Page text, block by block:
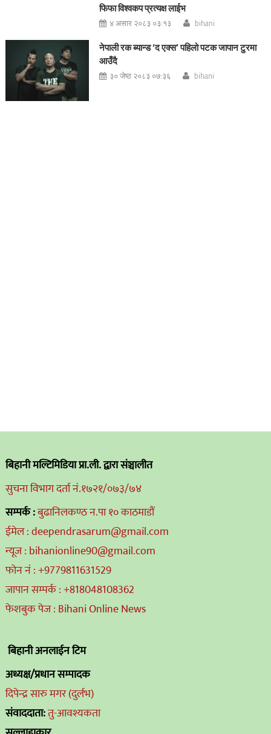
फिफा विश्वकप प्रत्यक्ष लाईभ
४ असार २०८३ ०३:१३ bihani
नेपाली रक ब्यान्ड ‘द एक्स’ पहिलो पटक जापान टुरमा
आउँदै
३० जेष्ठ २०८३ ०७:३६ bihani
बिहानी मल्टिमिडिया प्रा.ली. द्वारा संञ्चालीत
सुचना विभाग दर्ता नं.१७२१/०७३/७४
सम्पर्क :बुढानिलकण्ठ न.पा १० काठमाडौं
ईमेल : deependrasarum@gmail.com
न्यूज : bihanionline90@gmail.com
फोन नं : +9779811631529
जापान सम्पर्क : +818048108362
फेशबुक पेज : Bihani Online News
बिहानी अनलाईन टिम
अध्यक्ष/प्रधान सम्पादक
दिपेन्द्र सारु मगर (दुर्लभ)
संवाददाता:तु-आवश्यकता